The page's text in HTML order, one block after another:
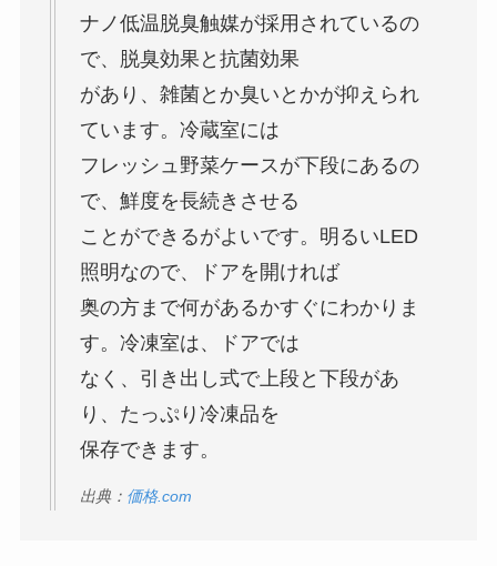
ナノ低温脱臭触媒が採用されているの
で、脱臭効果と抗菌効果
があり、雑菌とか臭いとかが抑えられ
ています。冷蔵室には
フレッシュ野菜ケースが下段にあるの
で、鮮度を長続きさせる
ことができるがよいです。明るいLED
照明なので、ドアを開ければ
奥の方まで何があるかすぐにわかりま
す。冷凍室は、ドアでは
なく、引き出し式で上段と下段があ
り、たっぷり冷凍品を
保存できます。
出典： 価格.com